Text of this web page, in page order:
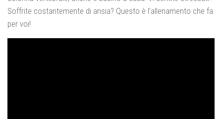
Soffrite costantemente di ansia? Questo è l’allenamento che fa
per voi!